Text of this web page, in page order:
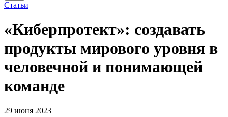
Статьи
«Киберпротект»: создавать
продукты мирового уровня в
человечной и понимающей
команде
29 июня 2023